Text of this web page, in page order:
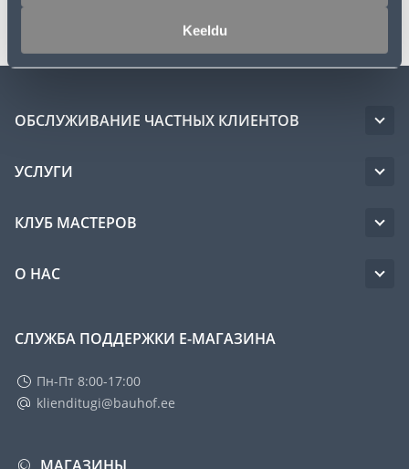
Keeldu
ОБСЛУЖИВАНИЕ ЧАСТНЫХ КЛИЕНТОВ
УСЛУГИ
КЛУБ МАСТЕРОВ
О НАС
СЛУЖБА ПОДДЕРЖКИ Е-МАГАЗИНА
Пн-Пт 8:00-17:00
klienditugi@bauhof.ee